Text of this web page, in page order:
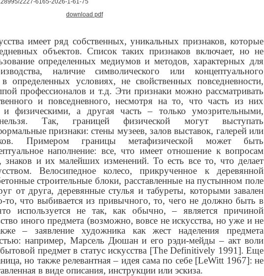
2227-6165-2026-1-61-75
download pdf
имеет ряд собственных, уникальных признаков, которые
объектов. Список таких признаков включает, но не
определенных медиумов и методов, характерных для
наличие символического или концептуального
определенных условиях, не свойственных повседневности,
профессионалов и т.д. Эти признаки можно рассматривать
и повседневного, несмотря на то, что часть из них
и физическими, а другая часть – только умозрительными,
Так, границей физической могут выступать
признаки: стены музеев, залов выставок, галерей или
Примером границы метафизической может быть
наполнение: все, что имеет отношение к вопросам
знаков и их малейших изменений. То есть все то, что делает
Велосипедное колесо, прикрученное к деревянной
строительные блоки, расставленные на пустынном поле
от друга, деревянные стулья и табуреты, которыми завален
то, что выбивается из привычного, то, чего не должно быть в
используется не так, как обычно, – является причиной
иного предмета (возможно, вовсе не искусства, но уже и не
– заявление художника как жест наделения предмета
например, Марсель Дюшан и его рэди-мейды – акт воли
предмет в статус искусства [The Definitively 1991]. Еще
но также релевантная – идея сама по себе [LeWitt 1967]: не
в виде описания, инструкции или эскиза.